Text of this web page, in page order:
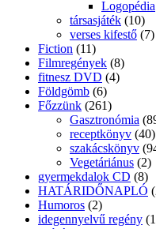
Humoros (2)
idegennyelvű regény
Ifjúsági irodalom
(370)
Ifjúsági regények
Ifjúsági regények -
Informatika (0)
Irodalom (66)
Elbeszélések,
Tanulmányok,
Verses kötetek,
Irodalomelmélet (14)
Ismeretterjesztő (473)
Ifjúsági
Ismeretterjesztó